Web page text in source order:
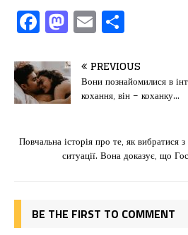
F
a
c
e
b
o
o
M
a
st
o
d
o
n
E
m
ai
l
іл
и
т
ис
я
PREVIOUS
Вони познайомилися в
кохання, він – коханку…
Повчальна історія про те, як вибратися з
ситуації. Вона доказує, що
BE THE FIRST TO COMMENT